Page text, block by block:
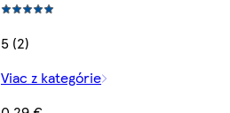
5 (2)
Viac z kategórie